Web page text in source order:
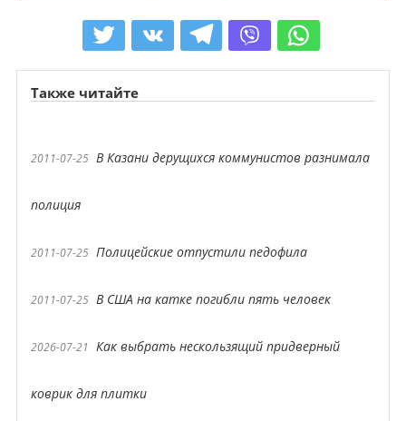
Также читайте
2011-07-25 В Казани дерущихся коммунистов разнимала
полиция
2011-07-25 Полицейские отпустили педофила
2011-07-25 В США на катке погибли пять человек
2026-07-21 Как выбрать нескользящий придверный
коврик для плитки